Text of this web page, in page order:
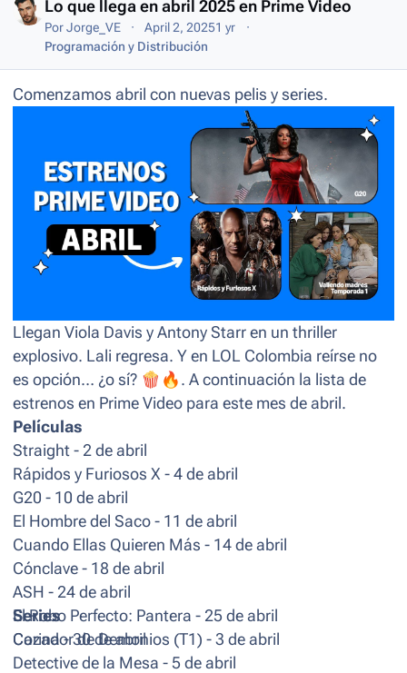
Lo que llega en abril 2025 en Prime Video
PorJorge_VE April 2, 20251 yr
Programación y Distribución
Comenzamos abril con nuevas pelis y series.
Llegan Viola Davis y Antony Starr en un thriller
explosivo. Lali regresa. Y en LOL Colombia reírse no
es opción… ¿o sí? 🍿 🔥 . A continuación la lista de
estrenos en Prime Video para este mes de abril.
Películas
Straight - 2 de abril
Rápidos y Furiosos X - 4 de abril
G20 - 10 de abril
El Hombre del Saco - 11 de abril
Cuando Ellas Quieren Más - 14 de abril
Cónclave - 18 de abril
ASH - 24 de abril
El Robo Perfecto: Pantera - 25 de abril
Corina - 30 de abril
Series
Cazador de Demonios (T1) - 3 de abril
Detective de la Mesa - 5 de abril